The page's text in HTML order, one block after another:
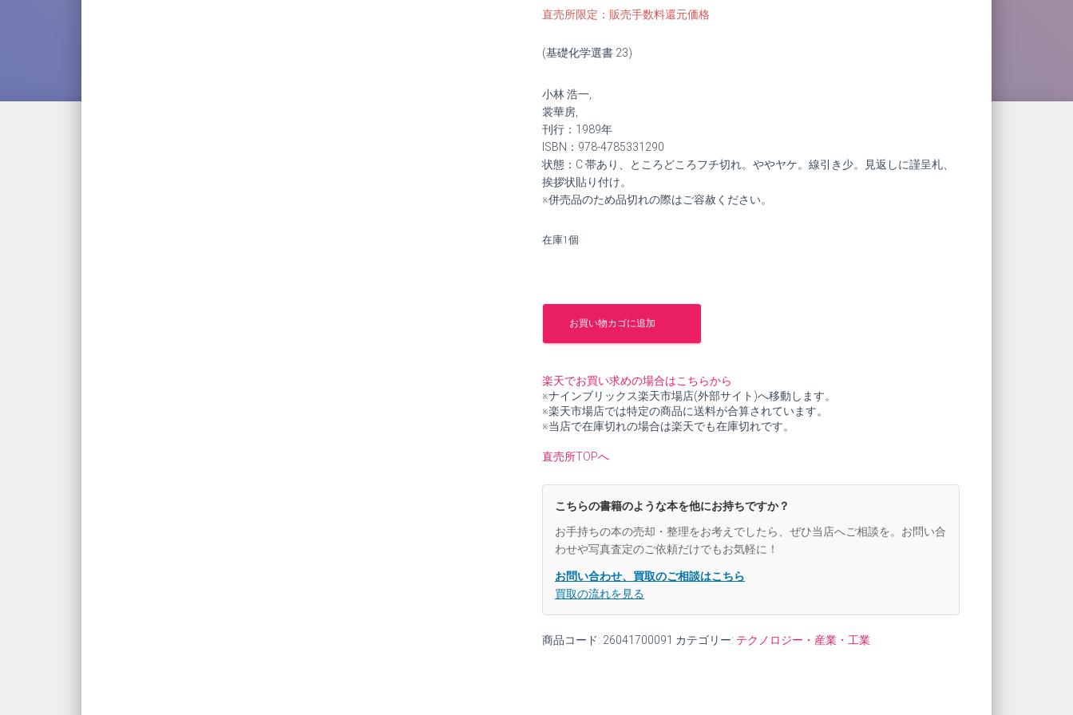
の
価
¥4,350
で
し
在
¥4,000
で
直売所限定：販売手数料還元価格
(基礎化学選書 23)
小林 浩一,
裳華房,
刊行：1989年
ISBN：978-4785331290
状態：C 帯あり、ところどころフチ切れ。ややヤケ。線引き少。見返しに謹呈札、
挨拶状貼り付け。
※併売品のため品切れの際はご容赦ください。
在庫1個
化
の
め
の
電
気
導
門
23)
個
お買い物カゴに追加
楽天でお買い求めの場合はこちらから
※ナインブリックス楽天市場店(外部サイト)へ移動します。
※楽天市場店では特定の商品に送料が合算されています。
※当店で在庫切れの場合は楽天でも在庫切れです。
直売所TOPへ
こちらの書籍のような本を他にお持ちですか？
お手持ちの本の売却・整理をお考えでしたら、ぜひ当店へご相談を。お問い合
わせや写真査定のご依頼だけでもお気軽に！
お問い合わせ、買取のご相談はこちら
買取の流れを見る
商品コード: 26041700091 カテゴリー: テクノロジー・産業・工業